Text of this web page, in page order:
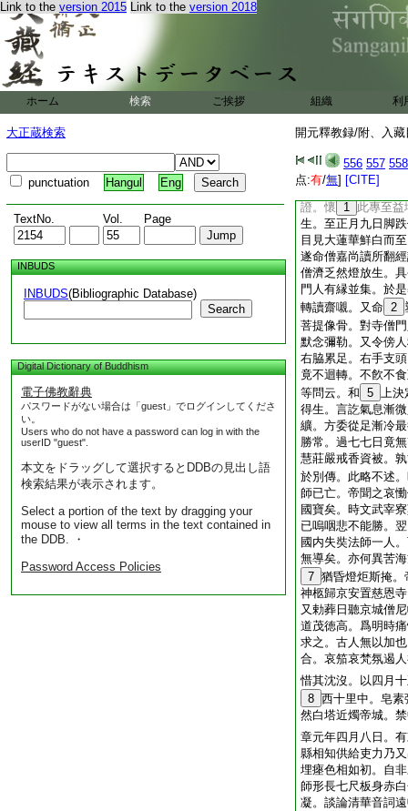
Link to the version 2015 Link to the version 2018
ホーム 検索 ご挨拶 組織 利
大正蔵検索
punctuation Hangul Eng
TextNo. Vol. Page
INBUDS
INBUDS(Bibliographic Database)
Search
Digital Dictionary of Buddhism
電子佛教辭典
パスワードがない場合は「guest」でログインしてくださ
い。
Users who do not have a password can log in with the
userID "guest".
本文をドラッグして選択するとDDBの見出し語
検索結果が表示されます。
Select a portion of the text by dragging your
mouse to view all terms in the text contained in
the DDB. ・
Password Access Policies
開元釋教録/附、入
556 557 558
点:有/無] [CITE]
訖麟徳元年甲子終
總出大小乘經律論
三十五卷。又別撰
＊惟自策勤行道禮
速問。又謂門人曰
省儉可以籧篨裹送
近宮寺。不淨之身
不哀
9 鯁。奘生常
又聞無著兄弟皆生
證。懷
1 此專至
生。至正月九日脚
目見大蓮華鮮白而
遂命僧嘉尚讀所翻
僧濟乏然燈放生。
門人有縁並集。於
轉讀齋嚫。又命 2
菩提像骨。對寺僧
默念彌勒。又令傍
右脇累足。右手支
竟不迴轉。不飮不
等問云。和 5 上決
得生。言訖氣息漸
纊。方委從足漸冷
勝常。過七七日竟
慧莊嚴戒香資被。
於別傳。此略不述
師已亡。帝聞之哀
國寶矣。時文武宰
已嗚咽悲不能勝。
國内失奘法師一人
無導矣。亦何異苦
7 猶昏燈炬斯掩
神柩歸京安置慈恩
又勅葬日聽京城僧
道茂徳高。爲明時
求之。古人無以加
合。哀笳哀梵氛遏
惜其沈沒。以四月
8 西十里中。皂
然白塔近燭帝城。
章元年四月八日。
縣相知供給吏力乃
埋瘞色相如初。自
師形長七尺板身赤
凝。談論清華音詞